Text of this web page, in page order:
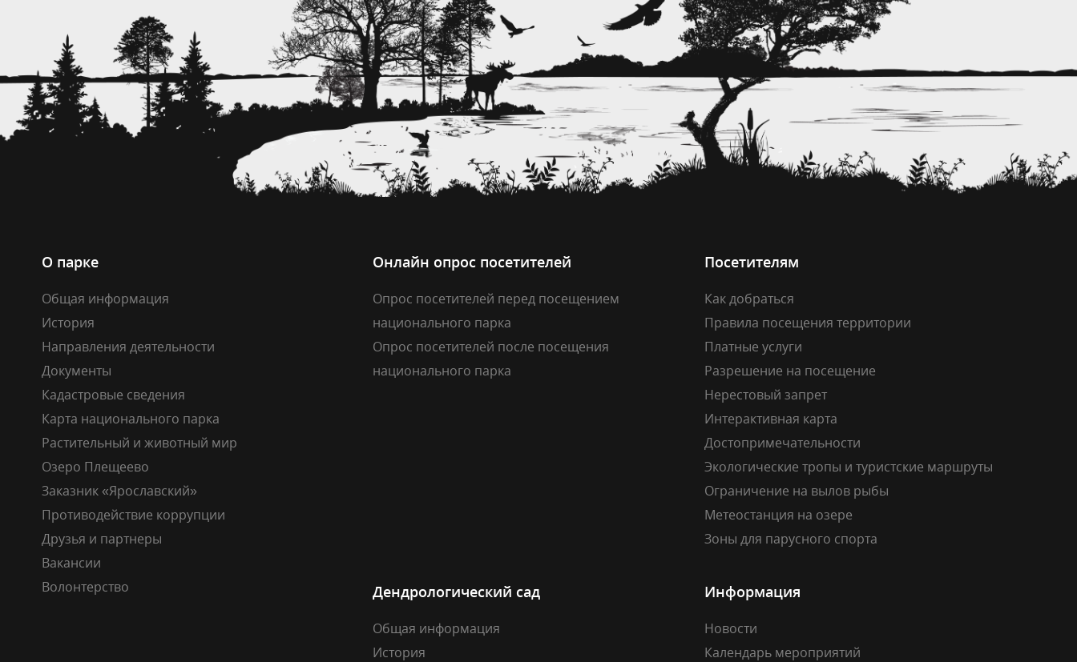
О парке
Общая информация
История
Направления деятельности
Документы
Кадастровые сведения
Карта национального парка
Растительный и животный мир
Озеро Плещеево
Заказник «Ярославский»
Противодействие коррупции
Друзья и партнеры
Вакансии
Волонтерство
Онлайн опрос посетителей
Опрос посетителей перед посещением
национального парка
Опрос посетителей после посещения
национального парка
Посетителям
Как добраться
Правила посещения территории
Платные услуги
Разрешение на посещение
Нерестовый запрет
Интерактивная карта
Достопримечательности
Экологические тропы и туристские маршруты
Ограничение на вылов рыбы
Метеостанция на озере
Зоны для парусного спорта
Дендрологический сад
Общая информация
История
Информация
Новости
Календарь мероприятий